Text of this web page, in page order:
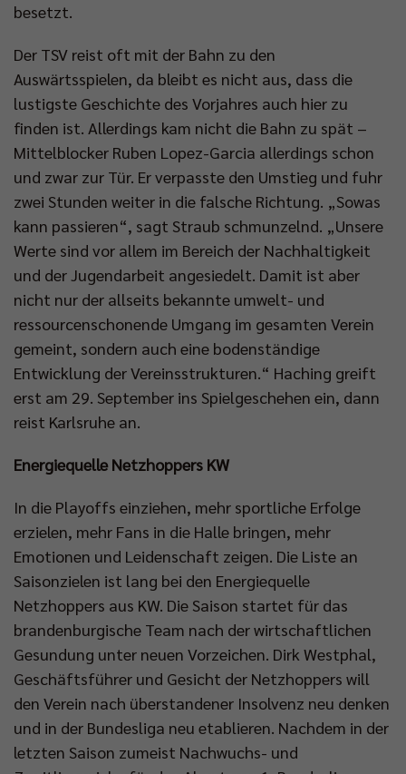
besetzt.
Der TSV reist oft mit der Bahn zu den
Auswärtsspielen, da bleibt es nicht aus, dass die
lustigste Geschichte des Vorjahres auch hier zu
finden ist. Allerdings kam nicht die Bahn zu spät –
Mittelblocker Ruben Lopez-Garcia allerdings schon
und zwar zur Tür. Er verpasste den Umstieg und fuhr
zwei Stunden weiter in die falsche Richtung. „Sowas
kann passieren“, sagt Straub schmunzelnd. „Unsere
Werte sind vor allem im Bereich der Nachhaltigkeit
und der Jugendarbeit angesiedelt. Damit ist aber
nicht nur der allseits bekannte umwelt- und
ressourcenschonende Umgang im gesamten Verein
gemeint, sondern auch eine bodenständige
Entwicklung der Vereinsstrukturen.“ Haching greift
erst am 29. September ins Spielgeschehen ein, dann
reist Karlsruhe an.
Energiequelle Netzhoppers KW
In die Playoffs einziehen, mehr sportliche Erfolge
erzielen, mehr Fans in die Halle bringen, mehr
Emotionen und Leidenschaft zeigen. Die Liste an
Saisonzielen ist lang bei den Energiequelle
Netzhoppers aus KW. Die Saison startet für das
brandenburgische Team nach der wirtschaftlichen
Gesundung unter neuen Vorzeichen. Dirk Westphal,
Geschäftsführer und Gesicht der Netzhoppers will
den Verein nach überstandener Insolvenz neu denken
und in der Bundesliga neu etablieren. Nachdem in der
letzten Saison zumeist Nachwuchs- und